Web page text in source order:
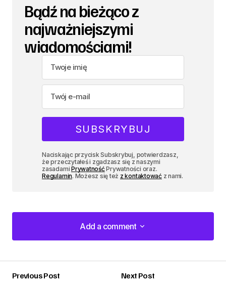
Bądź na bieżąco z
najważniejszymi
wiadomościami!
Naciskając przycisk Subskrybuj, potwierdzasz,
że przeczytałeś i zgadzasz się z naszymi
zasadamiPrywatnośćPrywatności oraz.
Regulamin. Możesz się też z kontaktowaćz nami.
Add a comment
Add a comment
Previous Post
Next Post